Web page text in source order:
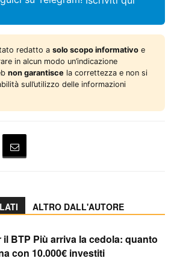
redatto a solo scopo informativo e
in alcun modo un’indicazione
non garantisce la correttezza e non si
sull’utilizzo delle informazioni
ALTRO DALL'AUTORE
il BTP Più arriva la cedola: quanto
con 10.000€ investiti